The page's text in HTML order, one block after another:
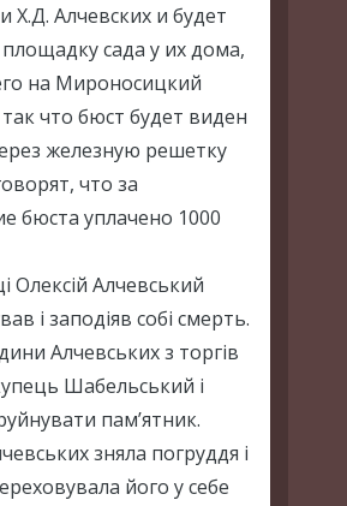
Х.Д. Алчевских и будет
сада у их дома,
на Мироносицкий
что бюст будет виден
железную решетку
что за
бюста уплачено 1000
Олексій Алчевський
і заподіяв собі смерть.
Алчевських з торгів
Шабельський і
пам’ятник.
зняла погруддя і
його у себе